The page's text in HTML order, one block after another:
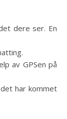
dere ser. En
av GPSen på
har kommet